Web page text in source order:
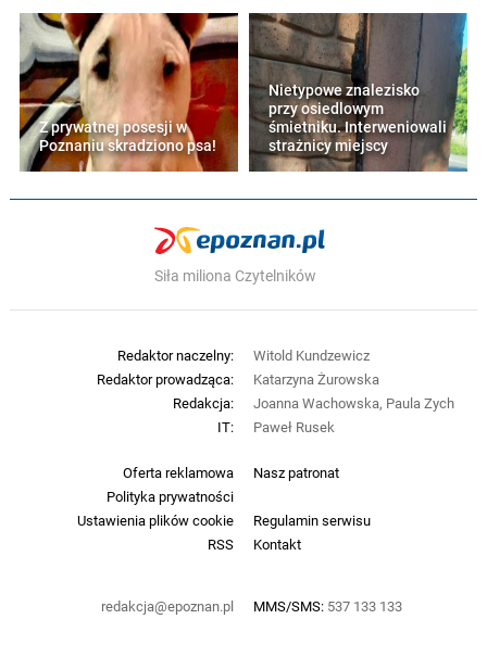
Z prywatnej posesji w
Poznaniu skradziono psa!
Nietypowe znalezisko
przy osiedlowym
śmietniku. Interweniowali
strażnicy miejscy
Siła miliona Czytelników
Oferta reklamowa
Nasz patronat
Polityka prywatności
Ustawienia plików cookie
Regulamin serwisu
RSS
Kontakt
redakcja@epoznan.pl MMS/SMS: 537 133 133
Redaktor naczelny:
Witold Kundzewicz
Redaktor prowadząca:
Katarzyna Żurowska
Redakcja:
Joanna Wachowska, Paula Zych
IT:
Paweł Rusek